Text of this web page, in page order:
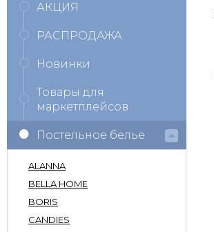
АКЦИЯ
РАСПРОДАЖА
Новинки
Товары для
маркетплейсов
Постельное белье
ALANNA
BELLA HOME
BORIS
CANDIES